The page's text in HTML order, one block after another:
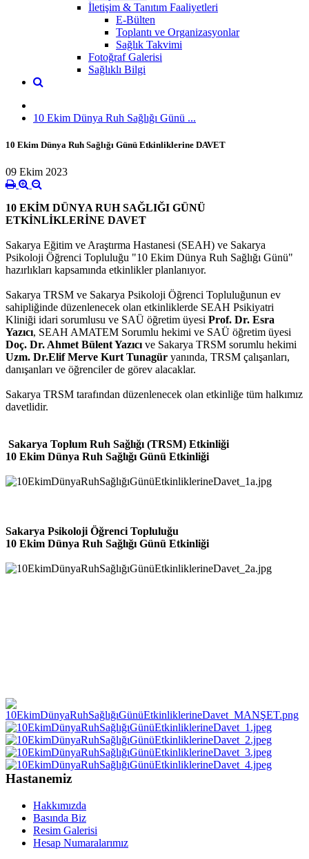
İletişim & Tanıtım Faaliyetleri
E-Bülten
Toplantı ve Organizasyonlar
Sağlık Takvimi
Fotoğraf Galerisi
Sağlıklı Bilgi
10 Ekim Dünya Ruh Sağlığı Günü ...
10 Ekim Dünya Ruh Sağlığı Günü Etkinliklerine DAVET
09 Ekim 2023
10 EKİM DÜNYA RUH SAĞLIĞI GÜNÜ
ETKİNLİKLERİNE DAVET
Sakarya Eğitim ve Araştırma Hastanesi (SEAH) ve Sakarya
Psikoloji Öğrenci Topluluğu "10 Ekim Dünya Ruh Sağlığı Günü"
hazırlıkları kapsamında etkinlikler planlanıyor.
Sakarya TRSM ve Sakarya Psikoloji Öğrenci Topluluğunun ev
sahipliğinde düzenlenecek olan etkinliklerde SEAH Psikiyatri
Kliniği idari sorumlusu ve SAÜ öğretim üyesi Prof. Dr. Esra
Yazıcı, SEAH AMATEM Sorumlu hekimi ve SAÜ öğretim üyesi
Doç. Dr. Ahmet Bülent Yazıcı ve Sakarya TRSM sorumlu hekimi
Uzm. Dr.Elif Merve Kurt Tunagür yanında, TRSM çalışanları,
danışanları ve öğrenciler de görev alacaklar.
Sakarya TRSM tarafından düzenlenecek olan etkinliğe tüm halkımız
davetlidir.
Sakarya Toplum Ruh Sağlığı (TRSM) Etkinliği
10 Ekim Dünya Ruh Sağlığı Günü Etkinliği
Sakarya Psikoloji Öğrenci Topluluğu
10 Ekim Dünya Ruh Sağlığı Günü Etkinliği
Hastanemiz
Hakkımızda
Basında Biz
Resim Galerisi
Hesap Numaralarımız